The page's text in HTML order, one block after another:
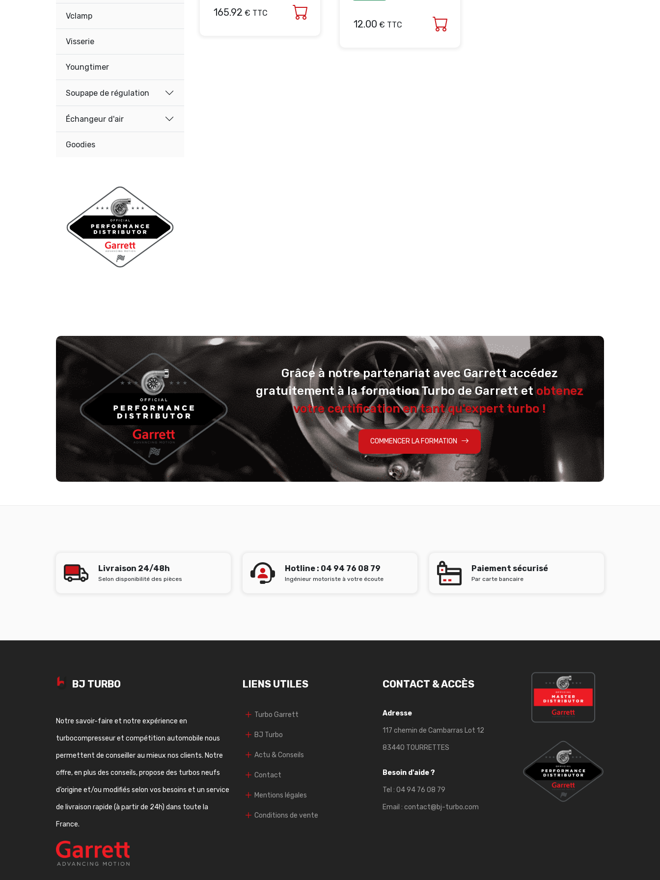
Vclamp
Visserie
Youngtimer
Soupape de régulation
Échangeur d'air
Goodies
165.92 € TTC
12.00 € TTC
Grâce à notre partenariat avec Garrett accédez
gratuitement à la formation Turbo de Garrett etobtenez
votre certification en tant qu'expert turbo !
COMMENCER LA FORMATION
Livraison 24/48h
Selon disponibilité des pièces
Hotline : 04 94 76 08 79
Ingénieur motoriste à votre écoute
Paiement sécurisé
Par carte bancaire
BJ TURBO
Notre savoir-faire et notre expérience en
turbocompresseur et compétition automobile nous
permettent de conseiller au mieux nos clients. Notre
offre, en plus des conseils, propose des turbos neufs
d’origine et/ou modifiés selon vos besoins et un service
de livraison rapide (à partir de 24h) dans toute la
France.
LIENS UTILES
Turbo Garrett
BJ Turbo
Actu & Conseils
Contact
Mentions légales
Conditions de vente
CONTACT & ACCÈS
Adresse
117 chemin de Cambarras Lot 12
83440 TOURRETTES
Besoin d'aide ?
Tel : 04 94 76 08 79
Email : contact@bj-turbo.com